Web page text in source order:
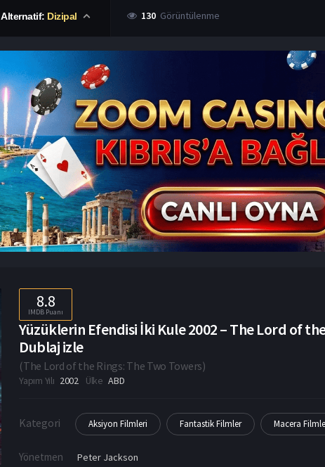
Alternatif: Dizipal 130 Görüntülenme
8.8
IMDB Puanı
Yüzüklerin Efendisi İki Kule 2002 – The Lord of
Dublaj izle
(The Lord of the Rings: The Two Towers)
Yapım Yılı 2002 Ülke ABD
Kategori Aksiyon Filmleri Fantastik Filmler Macera
Yönetmen Peter Jackson